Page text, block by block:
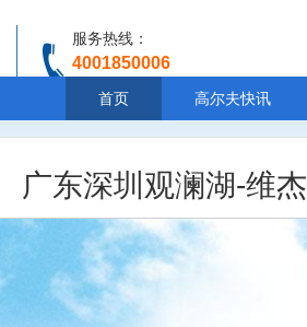
服务热线：
4001850006
首页 高尔夫快讯
广东深圳观澜湖-维杰